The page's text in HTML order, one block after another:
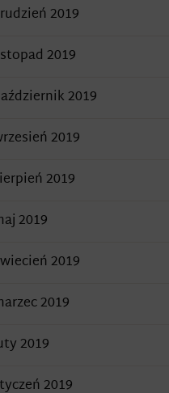
2019
2019
2019
2019
2019
2019
2019
2019
2019
2019